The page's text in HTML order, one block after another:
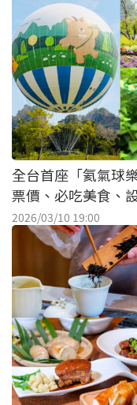
全台首座「氦氣球
票價、必吃美食、
2026/03/10 19:00